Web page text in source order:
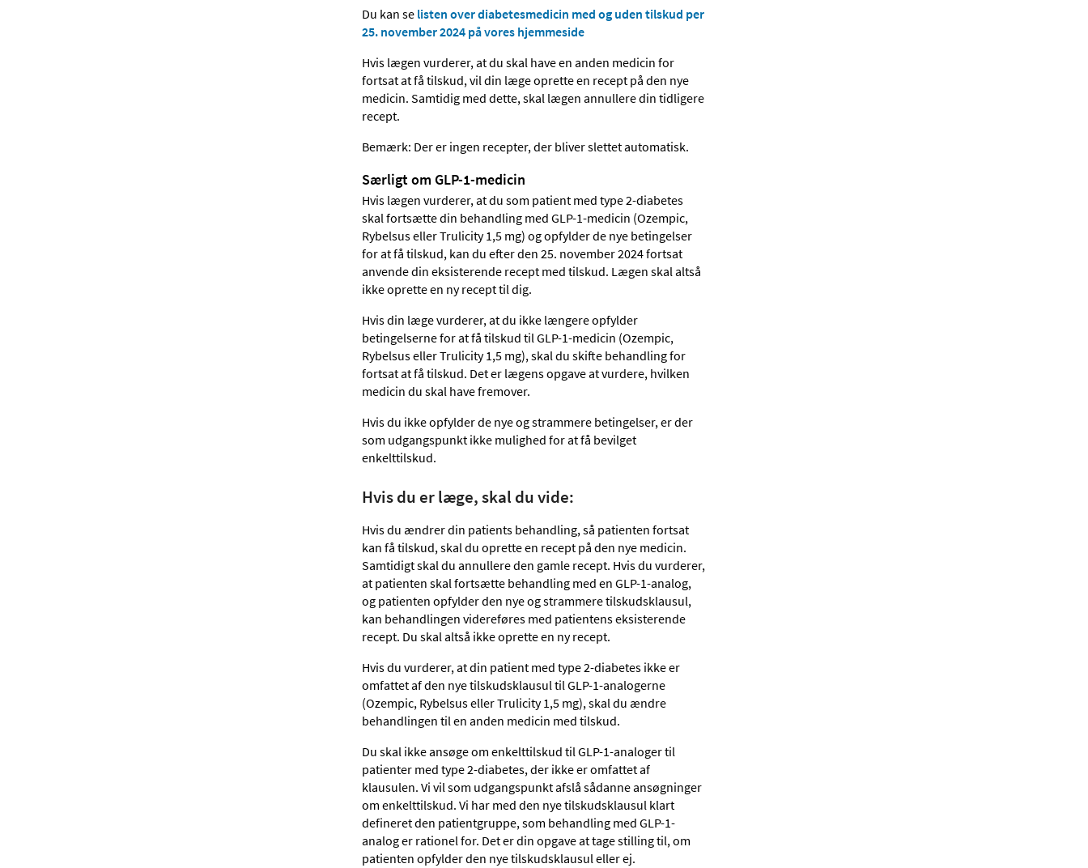
Du kan se listen over diabetesmedicin med og uden tilskud per
25. november 2024 på vores hjemmeside
Hvis lægen vurderer, at du skal have en anden medicin for
fortsat at få tilskud, vil din læge oprette en recept på den nye
medicin. Samtidig med dette, skal lægen annullere din tidligere
recept.
Bemærk: Der er ingen recepter, der bliver slettet automatisk.
Særligt om GLP-1-medicin
Hvis lægen vurderer, at du som patient med type 2-diabetes
skal fortsætte din behandling med GLP-1-medicin (Ozempic,
Rybelsus eller Trulicity 1,5 mg) og opfylder de nye betingelser
for at få tilskud, kan du efter den 25. november 2024 fortsat
anvende din eksisterende recept med tilskud. Lægen skal altså
ikke oprette en ny recept til dig.
Hvis din læge vurderer, at du ikke længere opfylder
betingelserne for at få tilskud til GLP-1-medicin (Ozempic,
Rybelsus eller Trulicity 1,5 mg), skal du skifte behandling for
fortsat at få tilskud. Det er lægens opgave at vurdere, hvilken
medicin du skal have fremover.
Hvis du ikke opfylder de nye og strammere betingelser, er der
som udgangspunkt ikke mulighed for at få bevilget
enkelttilskud.
Hvis du er læge, skal du vide:
Hvis du ændrer din patients behandling, så patienten fortsat
kan få tilskud, skal du oprette en recept på den nye medicin.
Samtidigt skal du annullere den gamle recept. Hvis du vurderer,
at patienten skal fortsætte behandling med en GLP-1-analog,
og patienten opfylder den nye og strammere tilskudsklausul,
kan behandlingen videreføres med patientens eksisterende
recept. Du skal altså ikke oprette en ny recept.
Hvis du vurderer, at din patient med type 2-diabetes ikke er
omfattet af den nye tilskudsklausul til GLP-1-analogerne
(Ozempic, Rybelsus eller Trulicity 1,5 mg), skal du ændre
behandlingen til en anden medicin med tilskud.
Du skal ikke ansøge om enkelttilskud til GLP-1-analoger til
patienter med type 2-diabetes, der ikke er omfattet af
klausulen. Vi vil som udgangspunkt afslå sådanne ansøgninger
om enkelttilskud. Vi har med den nye tilskudsklausul klart
defineret den patientgruppe, som behandling med GLP-1-
analog er rationel for. Det er din opgave at tage stilling til, om
patienten opfylder den nye tilskudsklausul eller ej.